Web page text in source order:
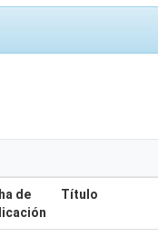
de
Título